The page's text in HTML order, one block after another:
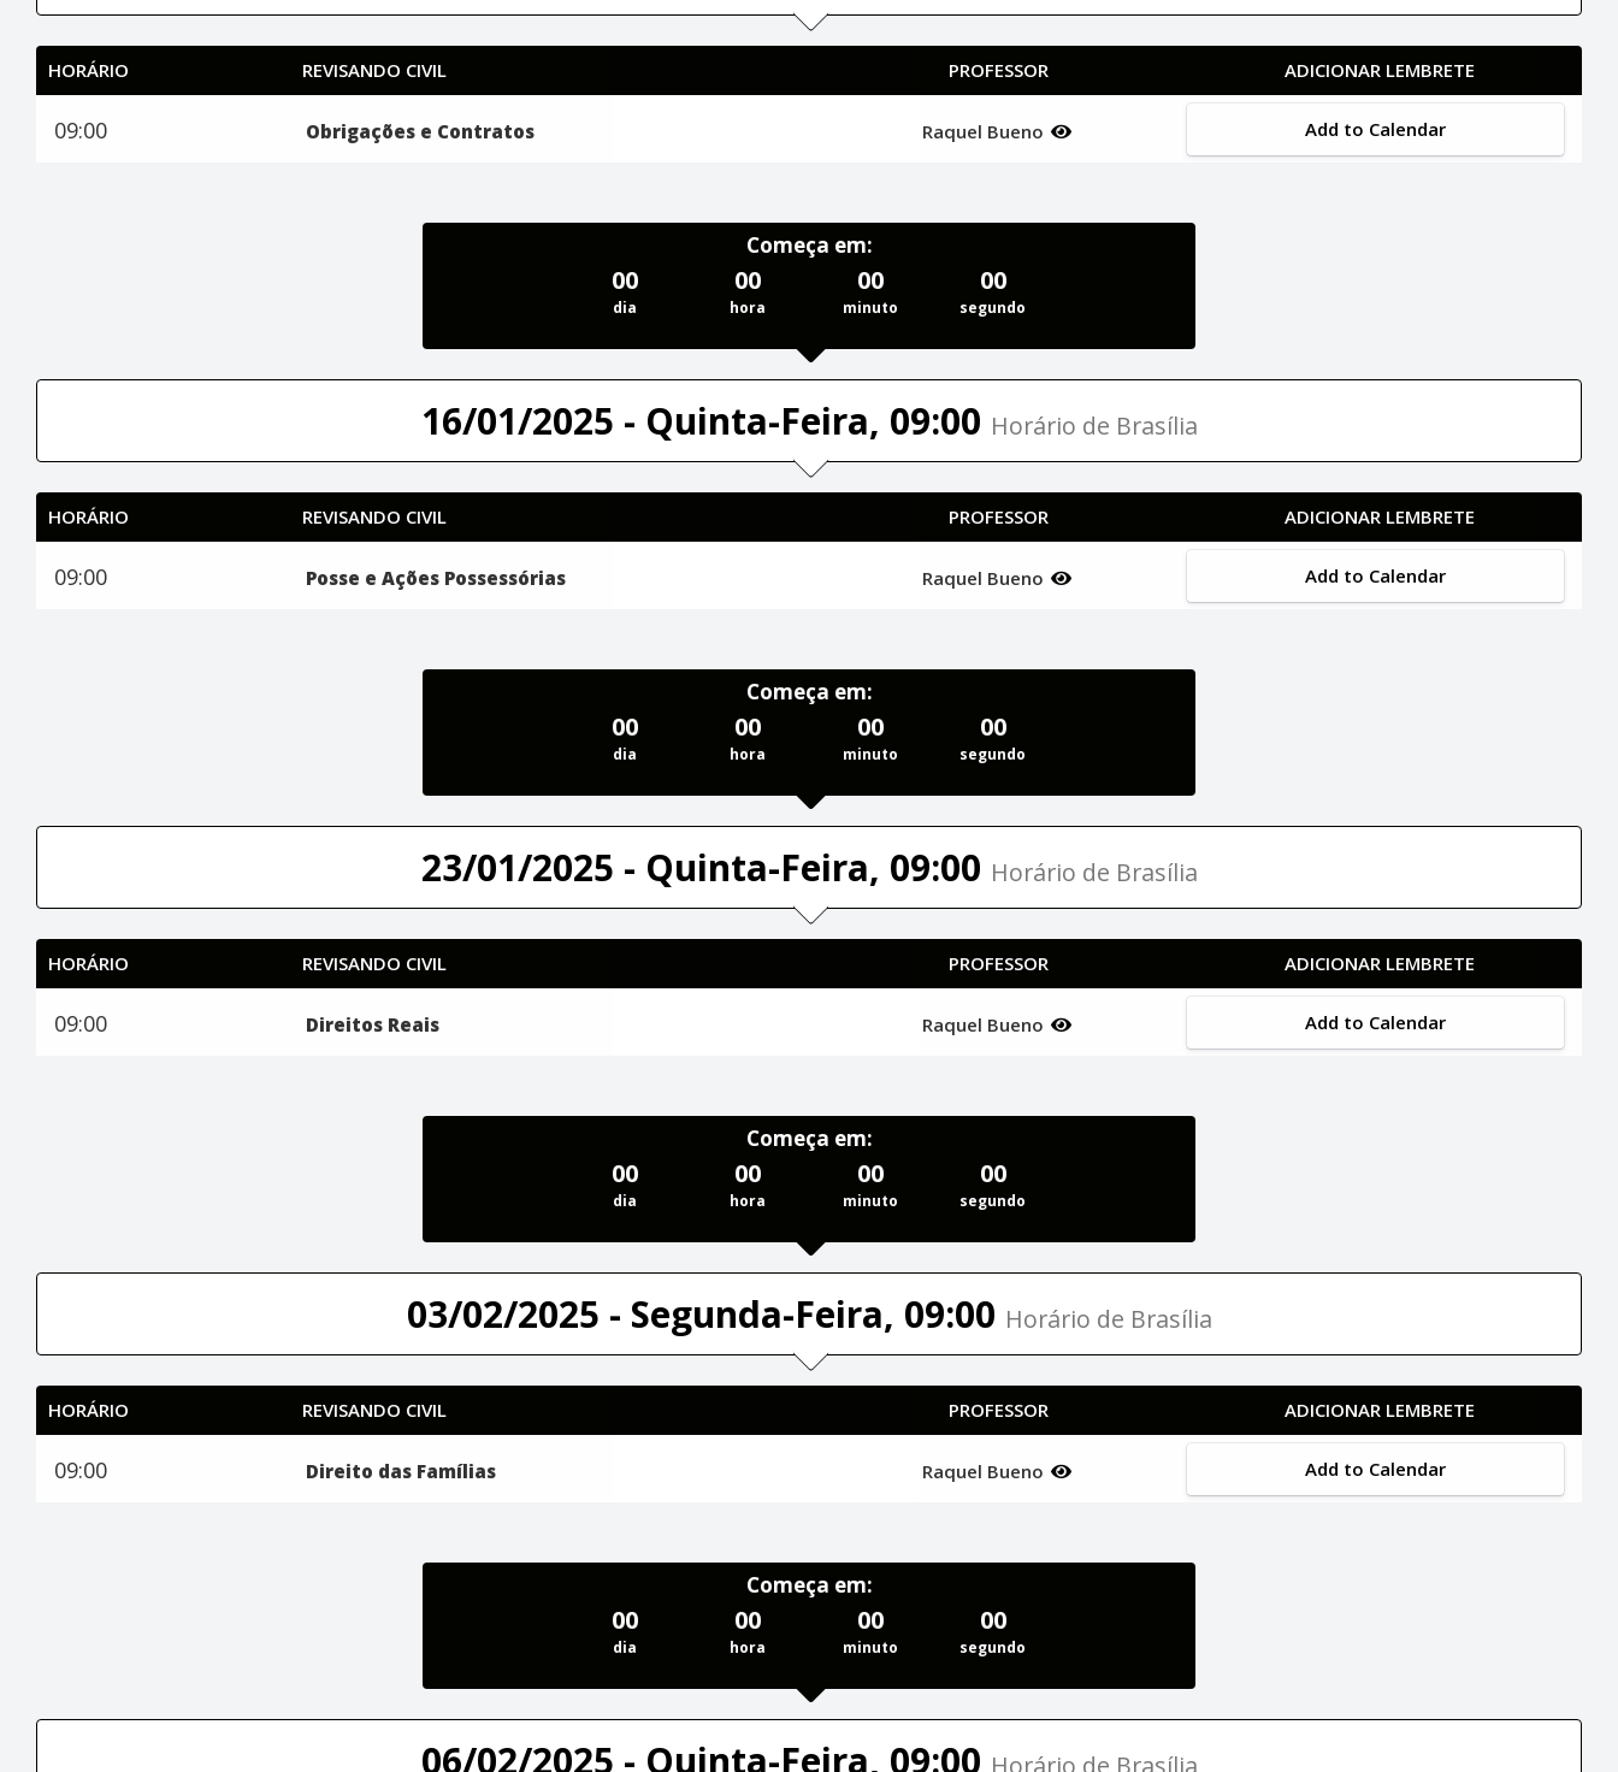
HORÁRIO REVISANDO CIVIL PROFESSOR ADICIONAR LEMBRETE
09:00 Obrigações e Contratos Raquel Bueno Add to Calendar
Começa em:
00
dia
00
hora
00
minuto
00
segundo
16/01/2025 - Quinta-Feira, 09:00 Horário de Brasília
HORÁRIO REVISANDO CIVIL PROFESSOR ADICIONAR LEMBRETE
09:00 Posse e Ações Possessórias Raquel Bueno Add to Calendar
Começa em:
00
dia
00
hora
00
minuto
00
segundo
23/01/2025 - Quinta-Feira, 09:00 Horário de Brasília
HORÁRIO REVISANDO CIVIL PROFESSOR ADICIONAR LEMBRETE
09:00 Direitos Reais Raquel Bueno Add to Calendar
Começa em:
00
dia
00
hora
00
minuto
00
segundo
03/02/2025 - Segunda-Feira, 09:00 Horário de Brasília
HORÁRIO REVISANDO CIVIL PROFESSOR ADICIONAR LEMBRETE
09:00 Direito das Famílias Raquel Bueno Add to Calendar
Começa em:
00
dia
00
hora
00
minuto
00
segundo
06/02/2025 - Quinta-Feira, 09:00 Horário de Brasília